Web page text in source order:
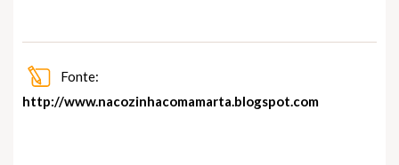
Fonte:
http://www.nacozinhacomamarta.blogspot.com